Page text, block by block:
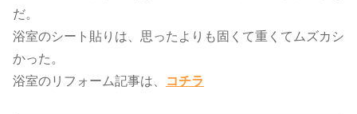
だ。
浴室のシート貼りは、思ったよりも固くて重くてムズカシ
かった。
浴室のリフォーム記事は、​
コチラ